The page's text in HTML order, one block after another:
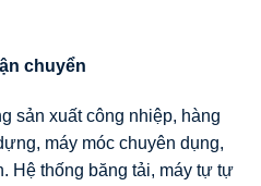
chuyển
sản xuất công nhiệp, hàng
máy móc chuyên dụng,
Hệ thống băng tải, máy tự tự